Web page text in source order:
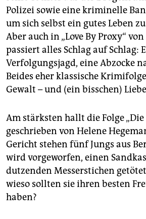
Polizei sowie eine kriminelle
um sich selbst ein gutes Leben
Aber auch in „Love By Proxy“
passiert alles Schlag auf Schlag:
Verfolgungsjagd, eine Abzocke
Beides eher klassische
Gewalt – und (ein bisschen)
Am stärksten hallt die Folge „Die
geschrieben von Helene
Gericht stehen fünf Jungs aus
wird vorgeworfen, einen
dutzenden Messerstichen
wieso sollten sie ihren besten
haben?